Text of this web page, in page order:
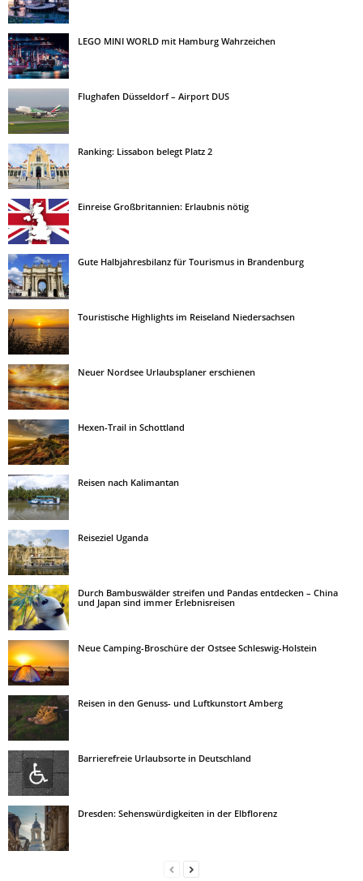
LEGO MINI WORLD mit Hamburg Wahrzeichen
Flughafen Düsseldorf – Airport DUS
Ranking: Lissabon belegt Platz 2
Einreise Großbritannien: Erlaubnis nötig
Gute Halbjahresbilanz für Tourismus in Brandenburg
Touristische Highlights im Reiseland Niedersachsen
Neuer Nordsee Urlaubsplaner erschienen
Hexen-Trail in Schottland
Reisen nach Kalimantan
Reiseziel Uganda
Durch Bambuswälder streifen und Pandas entdecken – China
und Japan sind immer Erlebnisreisen
Neue Camping-Broschüre der Ostsee Schleswig-Holstein
Reisen in den Genuss- und Luftkunstort Amberg
Barrierefreie Urlaubsorte in Deutschland
Dresden: Sehenswürdigkeiten in der Elbflorenz